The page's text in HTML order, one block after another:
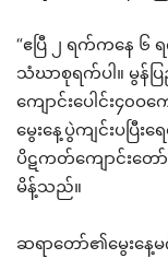
“ဧပြီ ၂ ရက်ကနေ ၆
သံဃာစုရက်ပါ။ မွန်
ကျောင်းပေါင်း၄၀ဝ
မွေးနေ့ပွဲကျင်းပပြီ
ပိဋကတ်ကျောင်းတ
မိန့်သည်။
ဆရာတော်၏မွေးနေ့